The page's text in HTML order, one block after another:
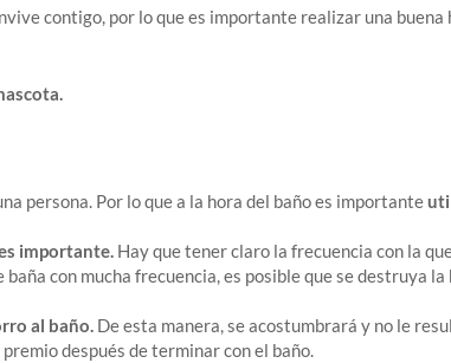
contigo, por lo que es importante realizar una
persona. Por lo que a la hora del baño es importante
importante. Hay que tener claro la frecuencia con la
con mucha frecuencia, es posible que se destruya
al baño. De esta manera, se acostumbrará y no le
después de terminar con el baño.